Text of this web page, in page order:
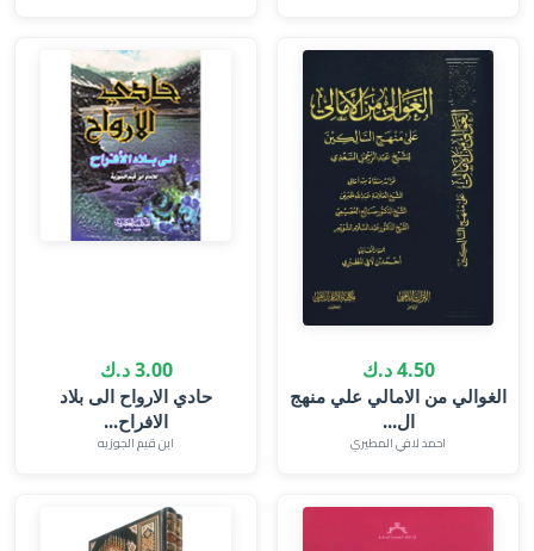
4.50 د.ك
الغوالي من الامالي علي منهج
ال...
احمد لافي المطيري
3.00 د.ك
حادي الارواح الى بلاد
الافراح‎...
ابن قيم الجوزيه